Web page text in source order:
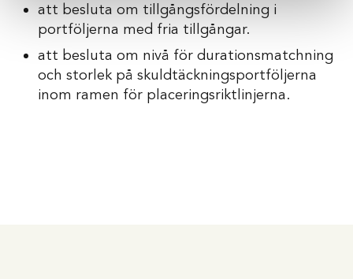
att besluta om tillgångsfördelning i
portföljerna med fria tillgångar.
att besluta om nivå för durationsmatchning
och storlek på skuldtäckningsportföljerna
inom ramen för placeringsriktlinjerna.